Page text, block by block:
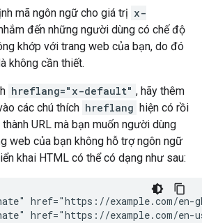
mã ngôn ngữ cho giá trị x-
đến những người dùng có chế độ
khớp với trang web của bạn, do đó
không cần thiết.
hreflang="x-default" , hãy thêm
các chú thích hreflang hiện có rồi
thành URL mà bạn muốn người dùng
web của bạn không hỗ trợ ngôn ngữ
khai HTML có thể có dạng như sau:
href="https://example.com/en-
href="https://example.com/en-